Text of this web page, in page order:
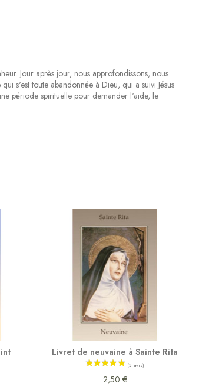
Jour après jour, nous approfondissons, nous
s'est toute abandonnée à Dieu, qui a suivi Jésus
période spirituelle pour demander l'aide, le
Livret de neuvaine à Sainte Rita
2,50 €